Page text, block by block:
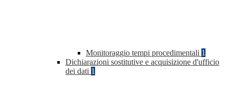
Monitoraggio tempi procedimentali 1
Dichiarazioni sostitutive e acquisizione d'ufficio
dei dati 1